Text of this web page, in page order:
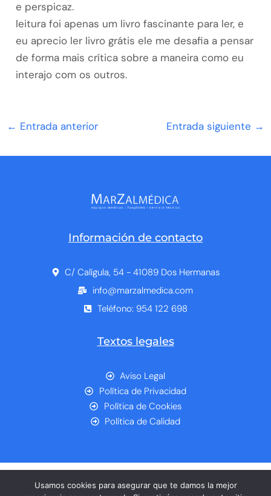
e perspicaz.
leitura foi apenas um livro fascinante para ler, e
eu aprecio ler livro grátis ele me desafia a pensar
de forma mais crítica sobre a maneira como eu
interajo com os outros.
← Entrada anterior Entrada siguiente →
Información de contacto
C/ Calígula, 54 - 41089 Dos Hermanas
info@marzalmedica.com
Teléfono: 954 122 698
Textos legales
Aviso Legal
Política de Privacidad
Política de Cookies
Política de Calidad
Usamos cookies para asegurar que te damos la mejor